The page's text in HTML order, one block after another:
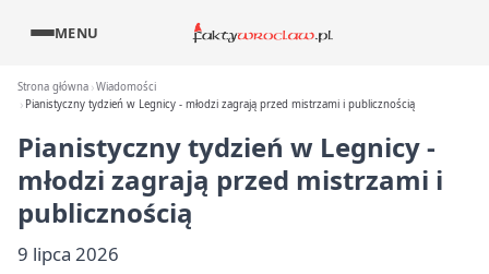
MENU
Strona główna Wiadomości
Pianistyczny tydzień w Legnicy - młodzi zagrają przed mistrzami i publicznością
Pianistyczny tydzień w Legnicy -
młodzi zagrają przed mistrzami i
publicznością
9 lipca 2026